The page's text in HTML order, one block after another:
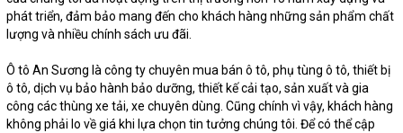
phát triển, đảm bảo mang đến cho khách hàng những sản phẩm chất
lượng và nhiều chính sách ưu đãi.
Ô tô An Sương là công ty chuyên mua bán ô tô, phụ tùng ô tô, thiết bị
ô tô, dịch vụ bảo hành bảo dưỡng, thiết kế cải tạo, sản xuất và gia
công các thùng xe tải, xe chuyên dùng. Cũng chính vì vậy, khách hàng
không phải lo về giá khi lựa chọn tin tưởng chúng tôi. Để có thể cập